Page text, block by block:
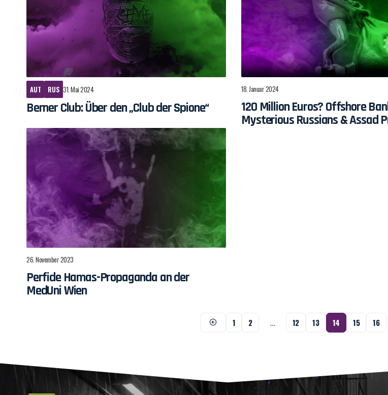
AUT RUS 31. Mai 2024
Berner Club: Über den „Club der Spione“
18. Januar 2024
120 Million Euros? Offshore
Mysterious Russians & Assad
26. November 2023
Perfide Hamas-Propaganda an der
MedUni Wien
1 2 … 12 13 14 15 16